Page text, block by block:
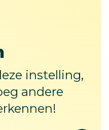
instelling,
andere